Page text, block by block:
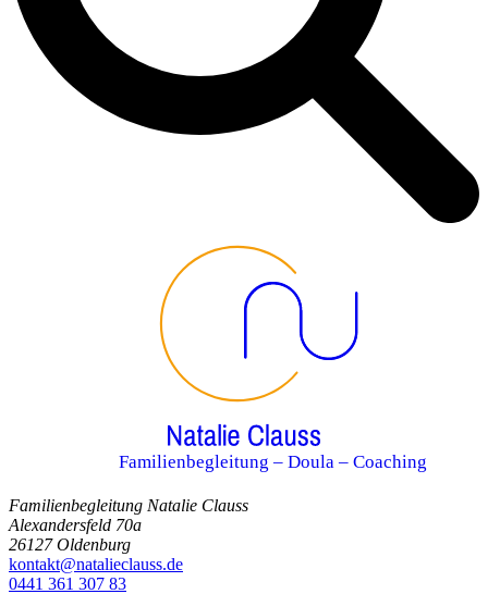
Familienbegleitung – Doula – Coaching
Familienbegleitung Natalie Clauss
Alexandersfeld 70a
26127 Oldenburg
kontakt@natalieclauss.de
0441 361 307 83